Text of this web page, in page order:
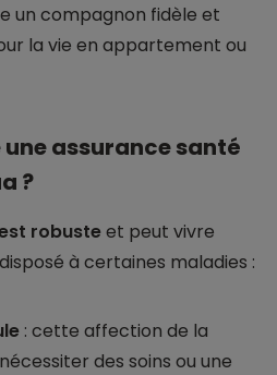
un compagnon fidèle et
la vie en appartement ou
assurance santé
?
robusteet peut vivre
à certaines maladies :
: cette affection de la
des soins ou une